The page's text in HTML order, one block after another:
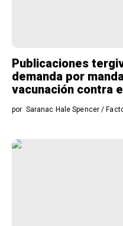
Publicaciones
demanda por
vacunación contra
por Saranac Hale Spencer /